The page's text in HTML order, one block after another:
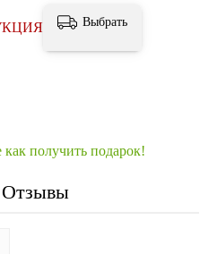
Выбрать
получить подарок!
Отзывы